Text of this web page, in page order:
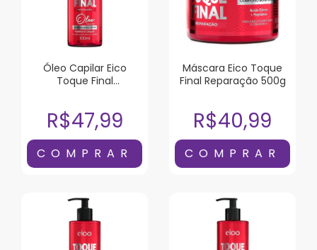
Óleo Capilar Eico
Toque Final
R$47,99
Máscara Eico Toque
Final Reparação 500g
R$40,99